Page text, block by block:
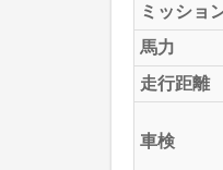
ミッショ
馬力
走行距離
車検